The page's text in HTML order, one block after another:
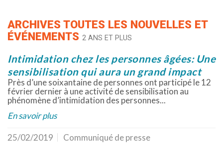
ARCHIVES TOUTES LES NOUVELLES ET
ÉVÉNEMENTS 2 ANS ET PLUS
Intimidation chez les personnes âgées: Une
sensibilisation qui aura un grand impact
Près d’une soixantaine de personnes ont participé le 12
février dernier à une activité de sensibilisation au
phénomène d’intimidation des personnes...
En savoir plus
25/02/2019 Communiqué de presse